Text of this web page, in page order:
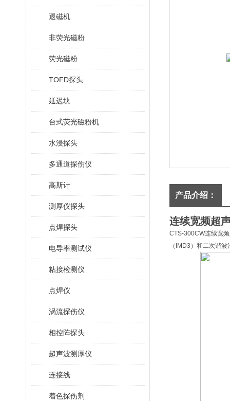
退磁机
非荧光磁粉
荧光磁粉
TOFD探头
延迟块
台式荧光磁粉机
水浸探头
多通道探伤仪
高斯计
测厚仪探头
点焊探头
电导率测试仪
粘接检测仪
点焊仪
涡流探伤仪
相控阵探头
超声波测厚仪
连接线
着色探伤剂
产品介绍：
连续宽频超
CTS-300CW连续宽
（IMD3）和二次谐